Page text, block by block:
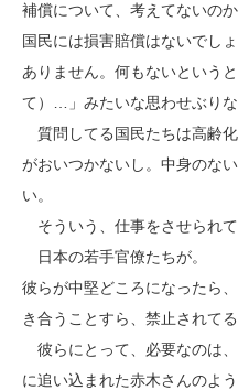
補償について、考えてないの
国民には損害賠償はないでし
ありません。何もないという
て）…」みたいな思わせぶり
質問してる国民たちは高齢
がおいつかないし。中身のな
い。
そういう、仕事をさせられて
日本の若手官僚たちが。
彼らが中堅どころになったら
き合うことすら、禁止されて
彼らにとって、必要なのは
に追い込まれた赤木さんのよ